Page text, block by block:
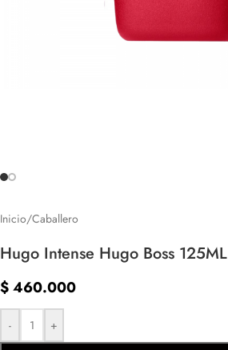
Inicio/Caballero
Hugo Intense Hugo Boss 125ML
$460.000
- +